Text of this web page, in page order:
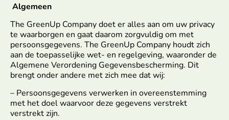
Algemeen
The GreenUp Company doet er alles aan om uw privacy
te waarborgen en gaat daarom zorgvuldig om met
persoonsgegevens. The GreenUp Company houdt zich
aan de toepasselijke wet- en regelgeving, waaronder de
Algemene Verordening Gegevensbescherming. Dit
brengt onder andere met zich mee dat wij:
– Persoonsgegevens verwerken in overeenstemming
met het doel waarvoor deze gegevens verstrekt
verstrekt zijn.